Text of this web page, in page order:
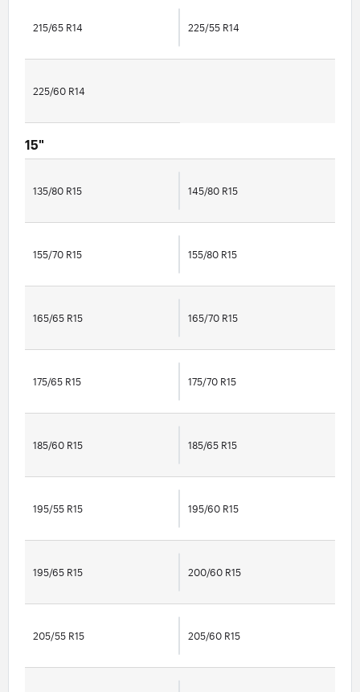
215/65 R14 225/55 R14
225/60 R14
15"
135/80 R15 145/80 R15
155/70 R15 155/80 R15
165/65 R15 165/70 R15
175/65 R15 175/70 R15
185/60 R15 185/65 R15
195/55 R15 195/60 R15
195/65 R15 200/60 R15
205/55 R15 205/60 R15